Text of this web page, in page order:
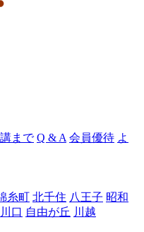
ャ
由
まで Q & A 会員優待 よ
糸町 北千住 八王子 昭和
川口 自由が丘 川越